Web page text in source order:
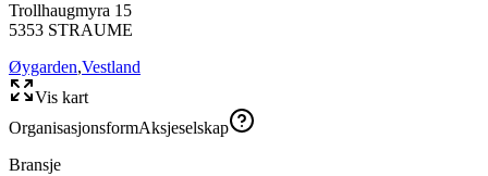
Trollhaugmyra 15
5353 STRAUME
Øygarden,Vestland
Vis kart
OrganisasjonsformAksjeselskap
Bransje